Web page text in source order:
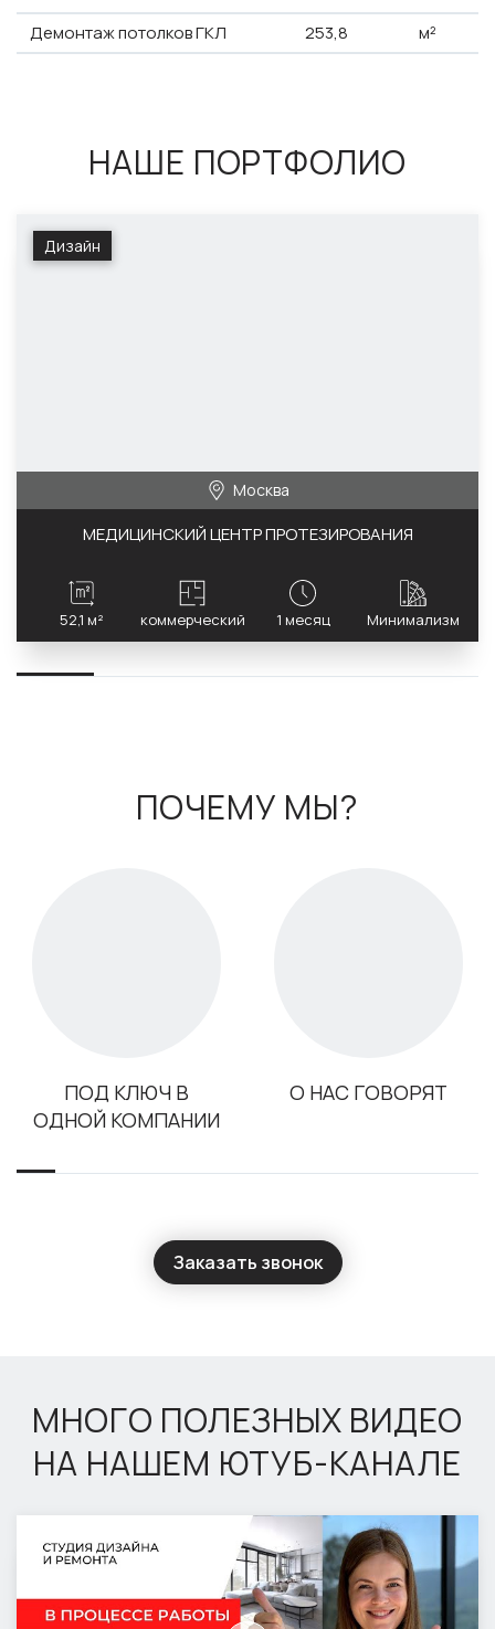
Демонтаж потолков ГКЛ
253,8 м²
НАШЕ ПОРТФОЛИО
Дизайн
МЕДИЦИНСКИЙ ЦЕНТР ПРОТЕЗИРОВАНИЯ
Москва
52,1 м² коммерческий 1 месяц Минимализм
ПОЧЕМУ МЫ?
ПОД КЛЮЧ В
ОДНОЙ КОМПАНИИ
О НАС ГОВОРЯТ
Заказать звонок
МНОГО ПОЛЕЗНЫХ ВИДЕО
НА НАШЕМ ЮТУБ-КАНАЛЕ